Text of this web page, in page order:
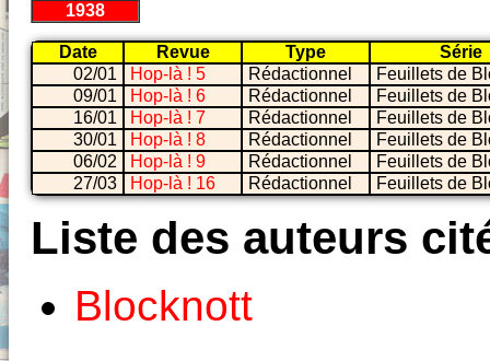
1938
Date Revue Type
Série
02/01
Hop-là ! 5 Rédactionnel
Feuillets de
09/01
Hop-là ! 6 Rédactionnel
Feuillets de
16/01
Hop-là ! 7 Rédactionnel
Feuillets de
30/01
Hop-là ! 8 Rédactionnel
Feuillets de
06/02
Hop-là ! 9 Rédactionnel
Feuillets de
27/03
Hop-là ! 16 Rédactionnel Feuillets de
Liste des auteurs
Blocknott